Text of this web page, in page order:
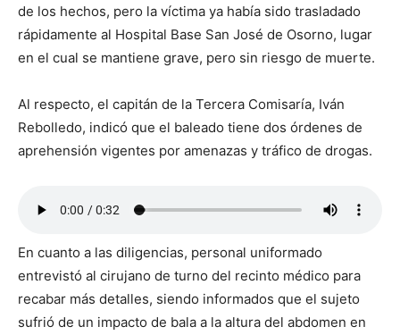
de los hechos, pero la víctima ya había sido trasladado
rápidamente al Hospital Base San José de Osorno, lugar
en el cual se mantiene grave, pero sin riesgo de muerte.
Al respecto, el capitán de la Tercera Comisaría, Iván
Rebolledo, indicó que el baleado tiene dos órdenes de
aprehensión vigentes por amenazas y tráfico de drogas.
En cuanto a las diligencias, personal uniformado
entrevistó al cirujano de turno del recinto médico para
recabar más detalles, siendo informados que el sujeto
sufrió de un impacto de bala a la altura del abdomen en